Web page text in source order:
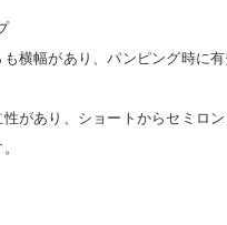
横幅があり、パンピング時に
があり、ショートからセミロ